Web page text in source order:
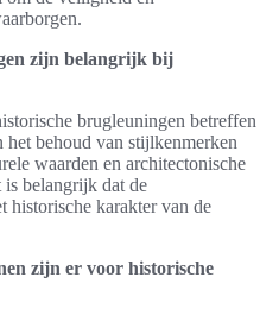
zijn belangrijk bij
brugleuningen betreffen
behoud van stijlkenmerken
waarden en architectonische
belangrijk dat de
historische karakter van de
zijn er voor historische